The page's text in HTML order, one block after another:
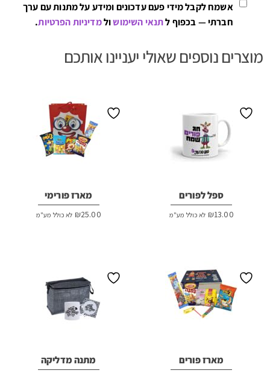
אשמח לקבל מידי פעם עדכונים ומידע על מתנות עם ערך
חברתי — בכפוף לתנאי השימושולמדיניות הפרטיות.
מוצרים נוספים שאולי יעניינו אותכם
ספל לפורים
₪13.00 לא כולל מע"מ
מארז פורימי
₪25.00 לא כולל מע"מ
מארז פורים מתנה מדליקה